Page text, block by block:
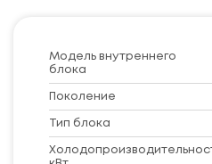
Модель внутреннего
блока
Поколение
Тип блока